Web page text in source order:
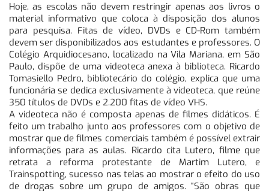
Hoje, as escolas não devem restringir apenas aos livros o
material informativo que coloca à disposição dos alunos
para pesquisa. Fitas de vídeo, DVDs e CD-Rom também
devem ser disponibilizados aos estudantes e professores. O
Colégio Arquidiocesano, localizado na Vila Mariana, em São
Paulo, dispõe de uma videoteca anexa à biblioteca. Ricardo
Tomasiello Pedro, bibliotecário do colégio, explica que uma
funcionária se dedica exclusivamente à videoteca, que reúne
350 títulos de DVDs e 2.200 fitas de vídeo VHS.
A videoteca não é composta apenas de filmes didáticos. É
feito um trabalho junto aos professores com o objetivo de
mostrar que de filmes comerciais também é possível extrair
informações para as aulas. Ricardo cita Lutero, filme que
retrata a reforma protestante de Martim Lutero, e
Trainspotting, sucesso nas telas ao mostrar o efeito do uso
de drogas sobre um grupo de amigos. “São obras que